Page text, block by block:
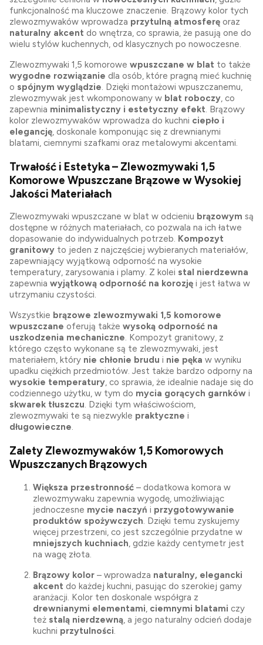
funkcjonalność ma kluczowe znaczenie. Brązowy kolor tych
zlewozmywaków wprowadza przytulną atmosferę oraz
naturalny akcent do wnętrza, co sprawia, że pasują one do
wielu stylów kuchennych, od klasycznych po nowoczesne.
Zlewozmywaki 1,5 komorowe wpuszczane w blat to także
wygodne rozwiązanie dla osób, które pragną mieć kuchnię
o spójnym wyglądzie. Dzięki montażowi wpuszczanemu,
zlewozmywak jest wkomponowany w blat roboczy, co
zapewnia minimalistyczny i estetyczny efekt. Brązowy
kolor zlewozmywaków wprowadza do kuchni ciepło i
elegancję, doskonale komponując się z drewnianymi
blatami, ciemnymi szafkami oraz metalowymi akcentami.
Trwałość i Estetyka – Zlewozmywaki 1,5
Komorowe Wpuszczane Brązowe w Wysokiej
Jakości Materiałach
Zlewozmywaki wpuszczane w blat w odcieniu brązowym są
dostępne w różnych materiałach, co pozwala na ich łatwe
dopasowanie do indywidualnych potrzeb. Kompozyt
granitowy to jeden z najczęściej wybieranych materiałów,
zapewniający wyjątkową odporność na wysokie
temperatury, zarysowania i plamy. Z kolei stal nierdzewna
zapewnia wyjątkową odporność na korozję i jest łatwa w
utrzymaniu czystości.
Wszystkie brązowe zlewozmywaki 1,5 komorowe
wpuszczane oferują także wysoką odporność na
uszkodzenia mechaniczne. Kompozyt granitowy, z
którego często wykonane są te zlewozmywaki, jest
materiałem, który nie chłonie brudu i nie pęka w wyniku
upadku ciężkich przedmiotów. Jest także bardzo odporny na
wysokie temperatury, co sprawia, że idealnie nadaje się do
codziennego użytku, w tym do mycia gorących garnków i
skwarek tłuszczu. Dzięki tym właściwościom,
zlewozmywaki te są niezwykle praktyczne i
długowieczne.
Zalety Zlewozmywaków 1,5 Komorowych
Wpuszczanych Brązowych
Większa przestronność – dodatkowa komora w
zlewozmywaku zapewnia wygodę, umożliwiając
jednoczesne mycie naczyń i przygotowywanie
produktów spożywczych. Dzięki temu zyskujemy
więcej przestrzeni, co jest szczególnie przydatne w
mniejszych kuchniach, gdzie każdy centymetr jest
na wagę złota.
Brązowy kolor – wprowadza naturalny, elegancki
akcent do każdej kuchni, pasując do szerokiej gamy
aranżacji. Kolor ten doskonale współgra z
drewnianymi elementami, ciemnymi blatami czy
też stalą nierdzewną, a jego naturalny odcień dodaje
kuchni przytulności.